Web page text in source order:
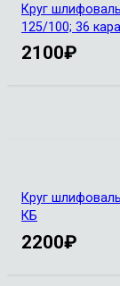
Круг
125/100; 36
2100₽
Круг
КБ
2200₽